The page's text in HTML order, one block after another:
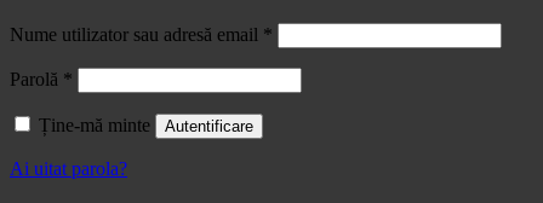
Nume utilizator sau adresă email *
Parolă *
Ține-mă minte Autentificare
Ai uitat parola?